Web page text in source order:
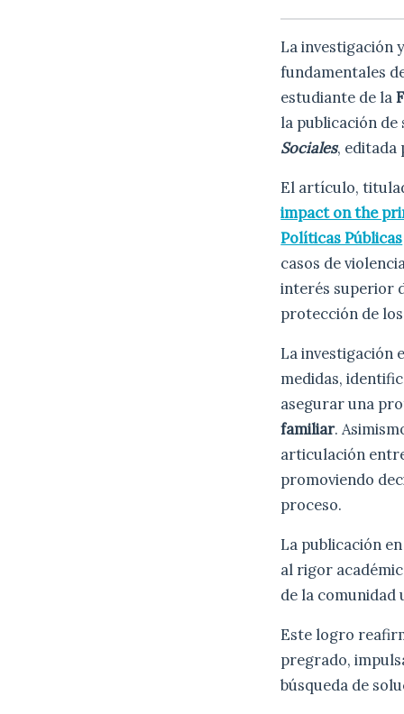
La investigación
fundamentales
estudiante de la
la publicación
Sociales,
El artículo,
impact on the
Políticas Públicas
casos de
interés superior
protección de
La investigación
medidas,
asegurar una
familiar.
articulación
promoviendo
proceso.
La publicación
al rigor
de la
Este logro
pregrado,
búsqueda de